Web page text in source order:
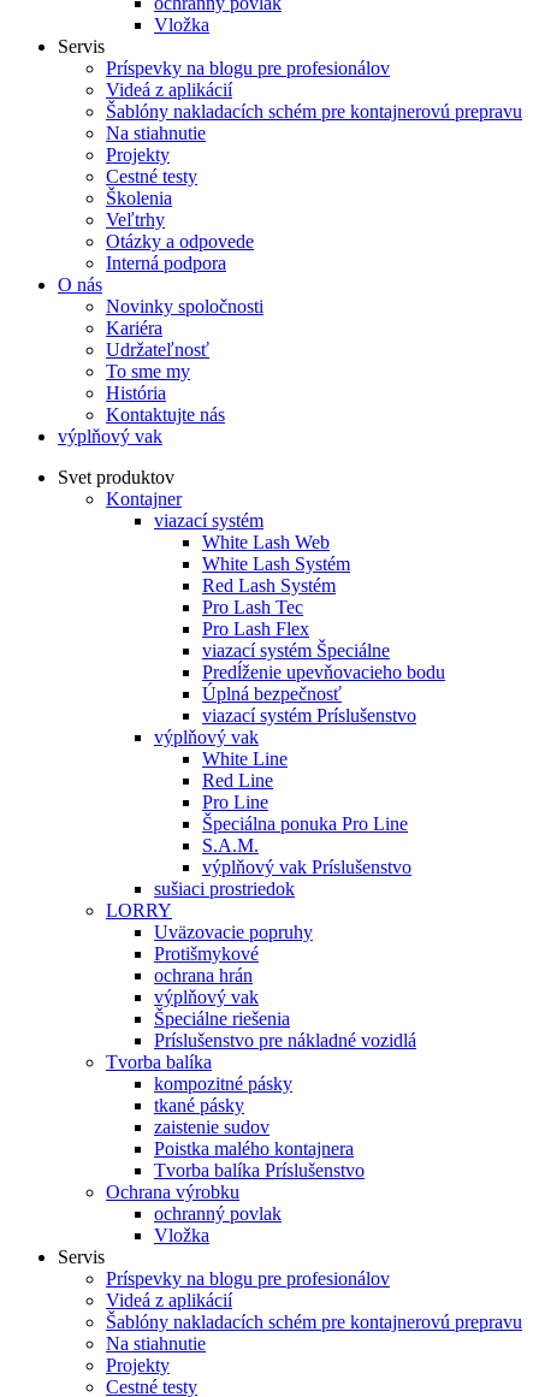
Vložka
Servis
Príspevky na blogu pre profesionálov
Videá z aplikácií
Šablóny nakladacích schém pre kontajnerovú prepravu
Na stiahnutie
Projekty
Cestné testy
Školenia
Veľtrhy
Otázky a odpovede
Interná podpora
O nás
Novinky spoločnosti
Kariéra
Udržateľnosť
To sme my
História
Kontaktujte nás
výplňový vak
Svet produktov
Kontajner
viazací systém
White Lash Web
White Lash Systém
Red Lash Systém
Pro Lash Tec
Pro Lash Flex
viazací systém Špeciálne
Predĺženie upevňovacieho bodu
Úplná bezpečnosť
viazací systém Príslušenstvo
výplňový vak
White Line
Red Line
Pro Line
Špeciálna ponuka Pro Line
S.A.M.
výplňový vak Príslušenstvo
sušiaci prostriedok
LORRY
Uväzovacie popruhy
Protišmykové
ochrana hrán
výplňový vak
Špeciálne riešenia
Príslušenstvo pre nákladné vozidlá
Tvorba balíka
kompozitné pásky
tkané pásky
zaistenie sudov
Poistka malého kontajnera
Tvorba balíka Príslušenstvo
Ochrana výrobku
ochranný povlak
Vložka
Servis
Príspevky na blogu pre profesionálov
Videá z aplikácií
Šablóny nakladacích schém pre kontajnerovú prepravu
Na stiahnutie
Projekty
Cestné testy